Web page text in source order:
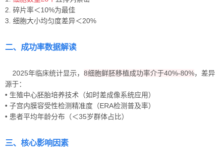
2. 碎片率＜10%为最佳
3. 细胞大小均匀度差异＜20%
二、成功率数据解读
2025年临床统计显示， 8细胞鲜胚移植成功率介于40%-80%，差异
源于：
• 生殖中心胚胎培养技术（如时差成像系统应用）
• 子宫内膜容受性检测精准度（ERA检测普及率）
• 患者平均年龄分布（＜35岁群体占比）
三、核心影响因素